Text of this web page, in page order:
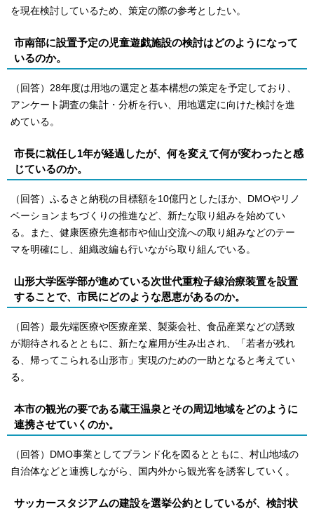
を現在検討しているため、策定の際の参考としたい。
市南部に設置予定の児童遊戯施設の検討はどのようになって
いるのか。
（回答）28年度は用地の選定と基本構想の策定を予定しており、
アンケート調査の集計・分析を行い、用地選定に向けた検討を進
めている。
市長に就任し1年が経過したが、何を変えて何が変わったと感
じているのか。
（回答）ふるさと納税の目標額を10億円としたほか、DMOやリノ
ベーションまちづくりの推進など、新たな取り組みを始めてい
る。また、健康医療先進都市や仙山交流への取り組みなどのテー
マを明確にし、組織改編も行いながら取り組んでいる。
山形大学医学部が進めている次世代重粒子線治療装置を設置
することで、市民にどのような恩恵があるのか。
（回答）最先端医療や医療産業、製薬会社、食品産業などの誘致
が期待されるとともに、新たな雇用が生み出され、「若者が残れ
る、帰ってこられる山形市」実現のための一助となると考えてい
る。
本市の観光の要である蔵王温泉とその周辺地域をどのように
連携させていくのか。
（回答）DMO事業としてブランド化を図るとともに、村山地域の
自治体などと連携しながら、国内外から観光客を誘客していく。
サッカースタジアムの建設を選挙公約としているが、検討状